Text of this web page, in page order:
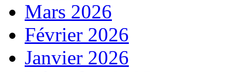
Mars 2026
Février 2026
Janvier 2026